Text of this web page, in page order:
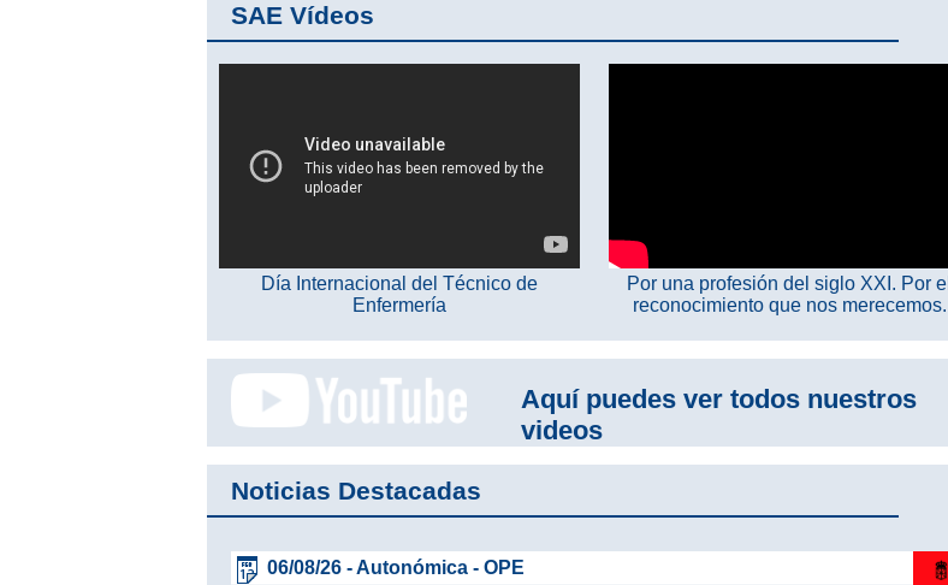
SAE Vídeos
Día Internacional del Técnico de
Enfermería
Por una profesión del siglo XXI. Por el
reconocimiento que nos merecemos.
Aquí puedes ver todos nuestros
videos
Noticias Destacadas
06/08/26 - Autonómica - OPE